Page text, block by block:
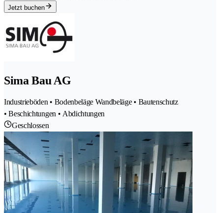
Jetzt buchen
Sima Bau AG
Industrieböden • Bodenbeläge Wandbeläge • Bautenschutz
• Beschichtungen • Abdichtungen
Geschlossen